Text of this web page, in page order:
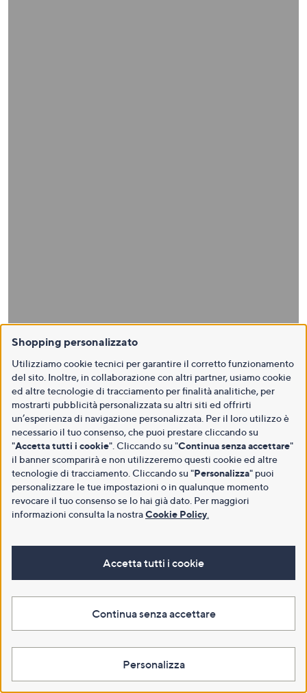
Shopping personalizzato
Utilizziamo cookie tecnici per garantire il corretto funzionamento
del sito. Inoltre, in collaborazione con altri partner, usiamo cookie
ed altre tecnologie di tracciamento per finalità analitiche, per
mostrarti pubblicità personalizzata su altri siti ed offrirti
un’esperienza di navigazione personalizzata. Per il loro utilizzo è
necessario il tuo consenso, che puoi prestare cliccando su
"Accetta tutti i cookie". Cliccando su "Continua senza accettare"
il banner scomparirà e non utilizzeremo questi cookie ed altre
tecnologie di tracciamento. Cliccando su "Personalizza" puoi
personalizzare le tue impostazioni o in qualunque momento
revocare il tuo consenso se lo hai già dato. Per maggiori
informazioni consulta la nostraCookie Policy
Accetta tutti i cookie
Continua senza accettare
Personalizza